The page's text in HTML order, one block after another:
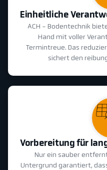
Einheitliche
ACH - Bodentechnik
Hand mit voller
Termintreue. Das
sichert den
Vorbereitung für
Nur ein sauber
Untergrund garantiert,